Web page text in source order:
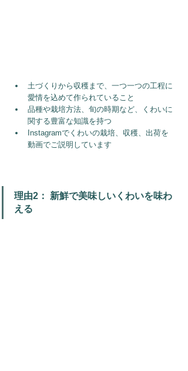
土づくりから収穫まで、一つ一つの工程に
愛情を込めて作られていること
品種や栽培方法、旬の時期など、くわいに
関する豊富な知識を持つ
Instagramでくわいの栽培、収穫、出荷を
動画でご説明しています
理由2： 新鮮で美味しいくわいを味わ
える